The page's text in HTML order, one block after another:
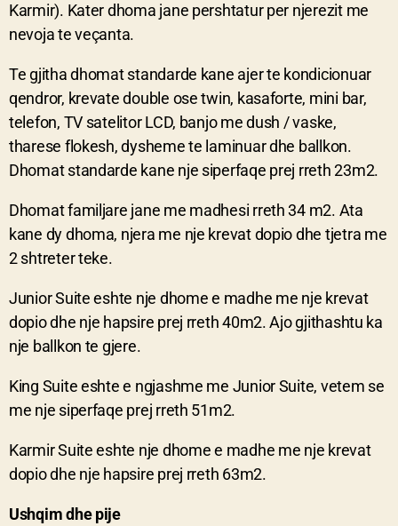
Karmir). Kater dhoma jane pershtatur per njerezit me
nevoja te veçanta.
Te gjitha dhomat standarde kane ajer te kondicionuar
qendror, krevate double ose twin, kasaforte, mini bar,
telefon, TV satelitor LCD, banjo me dush / vaske,
tharese flokesh, dysheme te laminuar dhe ballkon.
Dhomat standarde kane nje siperfaqe prej rreth 23m2.
Dhomat familjare jane me madhesi rreth 34 m2. Ata
kane dy dhoma, njera me nje krevat dopio dhe tjetra me
2 shtreter teke.
Junior Suite eshte nje dhome e madhe me nje krevat
dopio dhe nje hapsire prej rreth 40m2. Ajo gjithashtu ka
nje ballkon te gjere.
King Suite eshte e ngjashme me Junior Suite, vetem se
me nje siperfaqe prej rreth 51m2.
Karmir Suite eshte nje dhome e madhe me nje krevat
dopio dhe nje hapsire prej rreth 63m2.
Ushqim dhe pije